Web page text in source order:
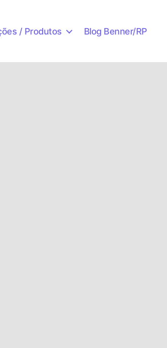
/ Produtos Blog Benner/RP